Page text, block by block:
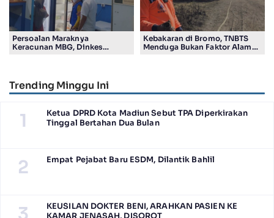
Persoalan Maraknya
Keracunan MBG, Dinkes
Kebakaran di Bromo, TNBTS
Menduga Bukan Faktor Alam
Trending Minggu Ini
1
Ketua DPRD Kota Madiun Sebut TPA Diperkirakan
Tinggal Bertahan Dua Bulan
2 Empat Pejabat Baru ESDM, Dilantik Bahlil
KEUSILAN DOKTER BENI, ARAHKAN PASIEN KE